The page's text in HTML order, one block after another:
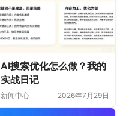
AI搜索优化怎么做？我的
实战日记
新闻中心 2026年7月29日